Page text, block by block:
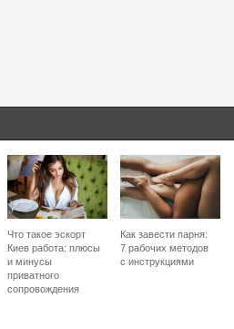
Что такое эскорт
Киев работа: плюсы
и минусы
приватного
сопровождения
Как завести парня:
7 рабочих методов
с инструкциями